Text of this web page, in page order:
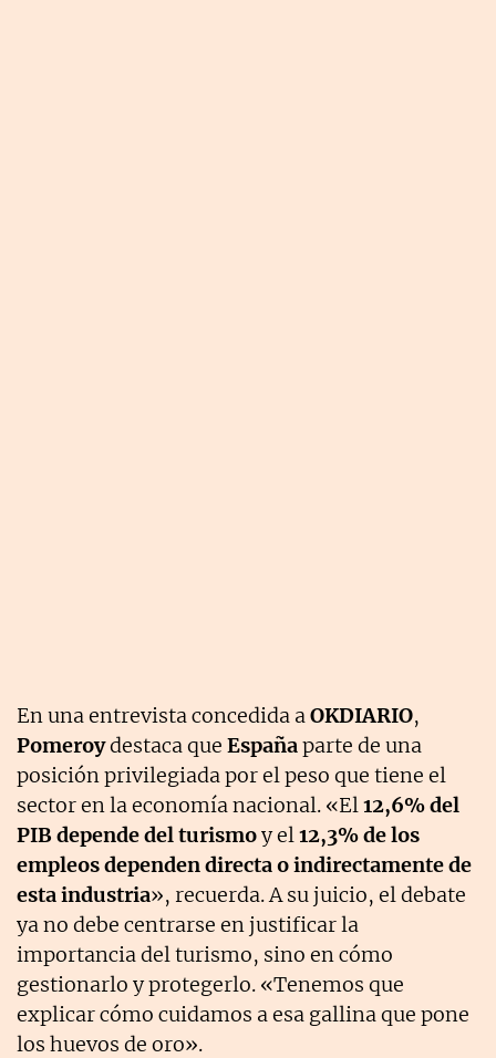
En una entrevista concedida aOKDIARIO,
Pomeroydestaca que Españaparte de una
posición privilegiada por el peso que tiene el
sector en la economía nacional. «El12,6% del
PIB depende del turismoy el12,3% de los
empleos dependen directa o indirectamente de
esta industria», recuerda. A su juicio, el debate
ya no debe centrarse en justificar la
importancia del turismo, sino en cómo
gestionarlo y protegerlo. «Tenemos que
explicar cómo cuidamos a esa gallina que pone
los huevos de oro».